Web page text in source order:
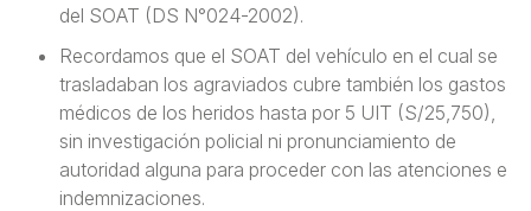
del SOAT (DS N°024-2002).
Recordamos que el SOAT del vehículo en el cual se
trasladaban los agraviados cubre también los gastos
médicos de los heridos hasta por 5 UIT (S/25,750),
sin investigación policial ni pronunciamiento de
autoridad alguna para proceder con las atenciones e
indemnizaciones.